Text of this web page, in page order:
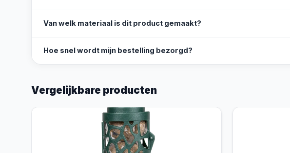
Van welk materiaal is dit product gemaakt?
Hoe snel wordt mijn bestelling bezorgd?
Vergelijkbare producten